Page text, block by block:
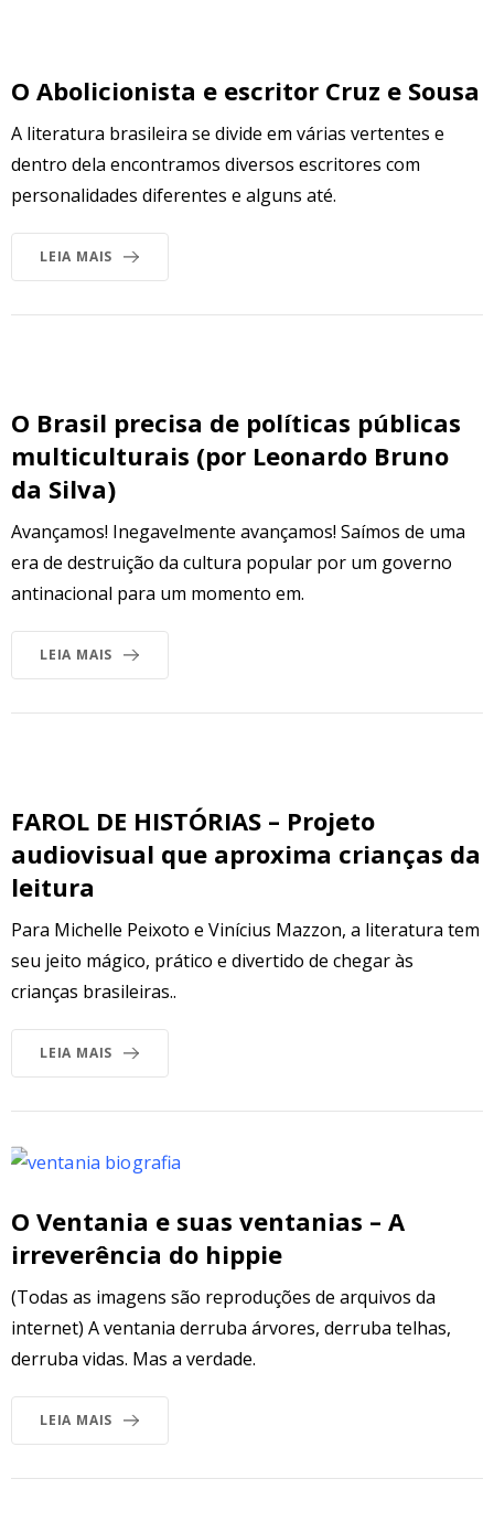
O Abolicionista e escritor Cruz e Sousa
A literatura brasileira se divide em várias vertentes e
dentro dela encontramos diversos escritores com
personalidades diferentes e alguns até.
LEIA MAIS
O Brasil precisa de políticas públicas
multiculturais (por Leonardo Bruno
da Silva)
Avançamos! Inegavelmente avançamos! Saímos de uma
era de destruição da cultura popular por um governo
antinacional para um momento em.
LEIA MAIS
FAROL DE HISTÓRIAS – Projeto
audiovisual que aproxima crianças da
leitura
Para Michelle Peixoto e Vinícius Mazzon, a literatura tem
seu jeito mágico, prático e divertido de chegar às
crianças brasileiras..
LEIA MAIS
O Ventania e suas ventanias – A
irreverência do hippie
(Todas as imagens são reproduções de arquivos da
internet) A ventania derruba árvores, derruba telhas,
derruba vidas. Mas a verdade.
LEIA MAIS